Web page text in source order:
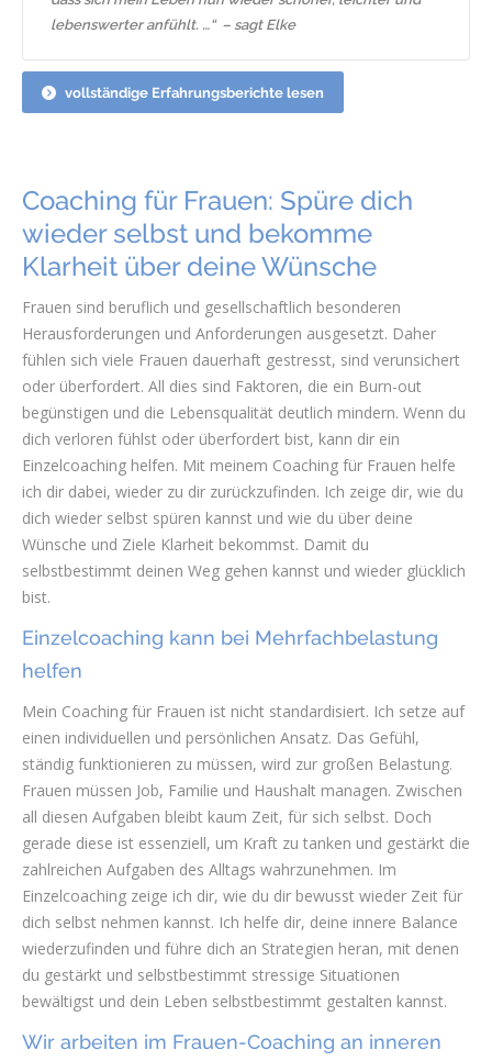
lebenswerter anfühlt. …“ – sagt Elke
vollständige Erfahrungsberichte lesen
Coaching für Frauen: Spüre dich
wieder selbst und bekomme
Klarheit über deine Wünsche
Frauen sind beruflich und gesellschaftlich besonderen
Herausforderungen und Anforderungen ausgesetzt. Daher
fühlen sich viele Frauen dauerhaft gestresst, sind verunsichert
oder überfordert. All dies sind Faktoren, die ein Burn-out
begünstigen und die Lebensqualität deutlich mindern. Wenn du
dich verloren fühlst oder überfordert bist, kann dir ein
Einzelcoaching helfen. Mit meinem Coaching für Frauen helfe
ich dir dabei, wieder zu dir zurückzufinden. Ich zeige dir, wie du
dich wieder selbst spüren kannst und wie du über deine
Wünsche und Ziele Klarheit bekommst. Damit du
selbstbestimmt deinen Weg gehen kannst und wieder glücklich
bist.
Einzelcoaching kann bei Mehrfachbelastung
helfen
Mein Coaching für Frauen ist nicht standardisiert. Ich setze auf
einen individuellen und persönlichen Ansatz. Das Gefühl,
ständig funktionieren zu müssen, wird zur großen Belastung.
Frauen müssen Job, Familie und Haushalt managen. Zwischen
all diesen Aufgaben bleibt kaum Zeit, für sich selbst. Doch
gerade diese ist essenziell, um Kraft zu tanken und gestärkt die
zahlreichen Aufgaben des Alltags wahrzunehmen. Im
Einzelcoaching zeige ich dir, wie du dir bewusst wieder Zeit für
dich selbst nehmen kannst. Ich helfe dir, deine innere Balance
wiederzufinden und führe dich an Strategien heran, mit denen
du gestärkt und selbstbestimmt stressige Situationen
bewältigst und dein Leben selbstbestimmt gestalten kannst.
Wir arbeiten im Frauen-Coaching an inneren